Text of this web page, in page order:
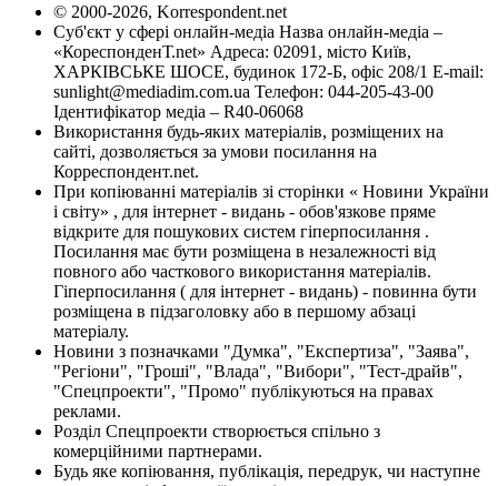
© 2000-2026, Korrespondent.net
Суб'єкт у сфері онлайн-медіа Назва онлайн-медіа –
«КореспонденТ.net» Адреса: 02091, місто Київ,
ХАРКІВСЬКЕ ШОСЕ, будинок 172-Б, офіс 208/1 E-mail:
sunlight@mediadim.com.ua Телефон: 044-205-43-00
Ідентифікатор медіа – R40-06068
Використання будь-яких матеріалів, розміщених на
сайті, дозволяється за умови посилання на
Корреспондент.net.
При копіюванні матеріалів зі сторінки « Новини України
і світу» , для інтернет - видань - обов'язкове пряме
відкрите для пошукових систем гіперпосилання .
Посилання має бути розміщена в незалежності від
повного або часткового використання матеріалів.
Гіперпосилання ( для інтернет - видань) - повинна бути
розміщена в підзаголовку або в першому абзаці
матеріалу.
Новини з позначками "Думка", "Експертиза", "Заява",
"Регіони", "Гроші", "Влада", "Вибори", "Тест-драйв",
"Спецпроекти", "Промо" публікуються на правах
реклами.
Розділ Спецпроекти створюється спільно з
комерційними партнерами.
Будь яке копіювання, публікація, передрук, чи наступне